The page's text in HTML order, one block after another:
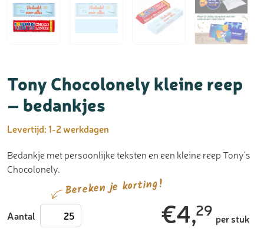
Tony Chocolonely kleine reep
– bedankjes
Levertijd:1-2 werkdagen
Bedankje met persoonlijke teksten en een kleine reep Tony’s
Chocolonely.
Bereken je korting!
Aantal Tony
Chocolonely
€4,29 per stuk